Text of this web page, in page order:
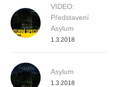
VIDEO:
Představení
Asylum
1.3.2018
Asylum
1.3.2018